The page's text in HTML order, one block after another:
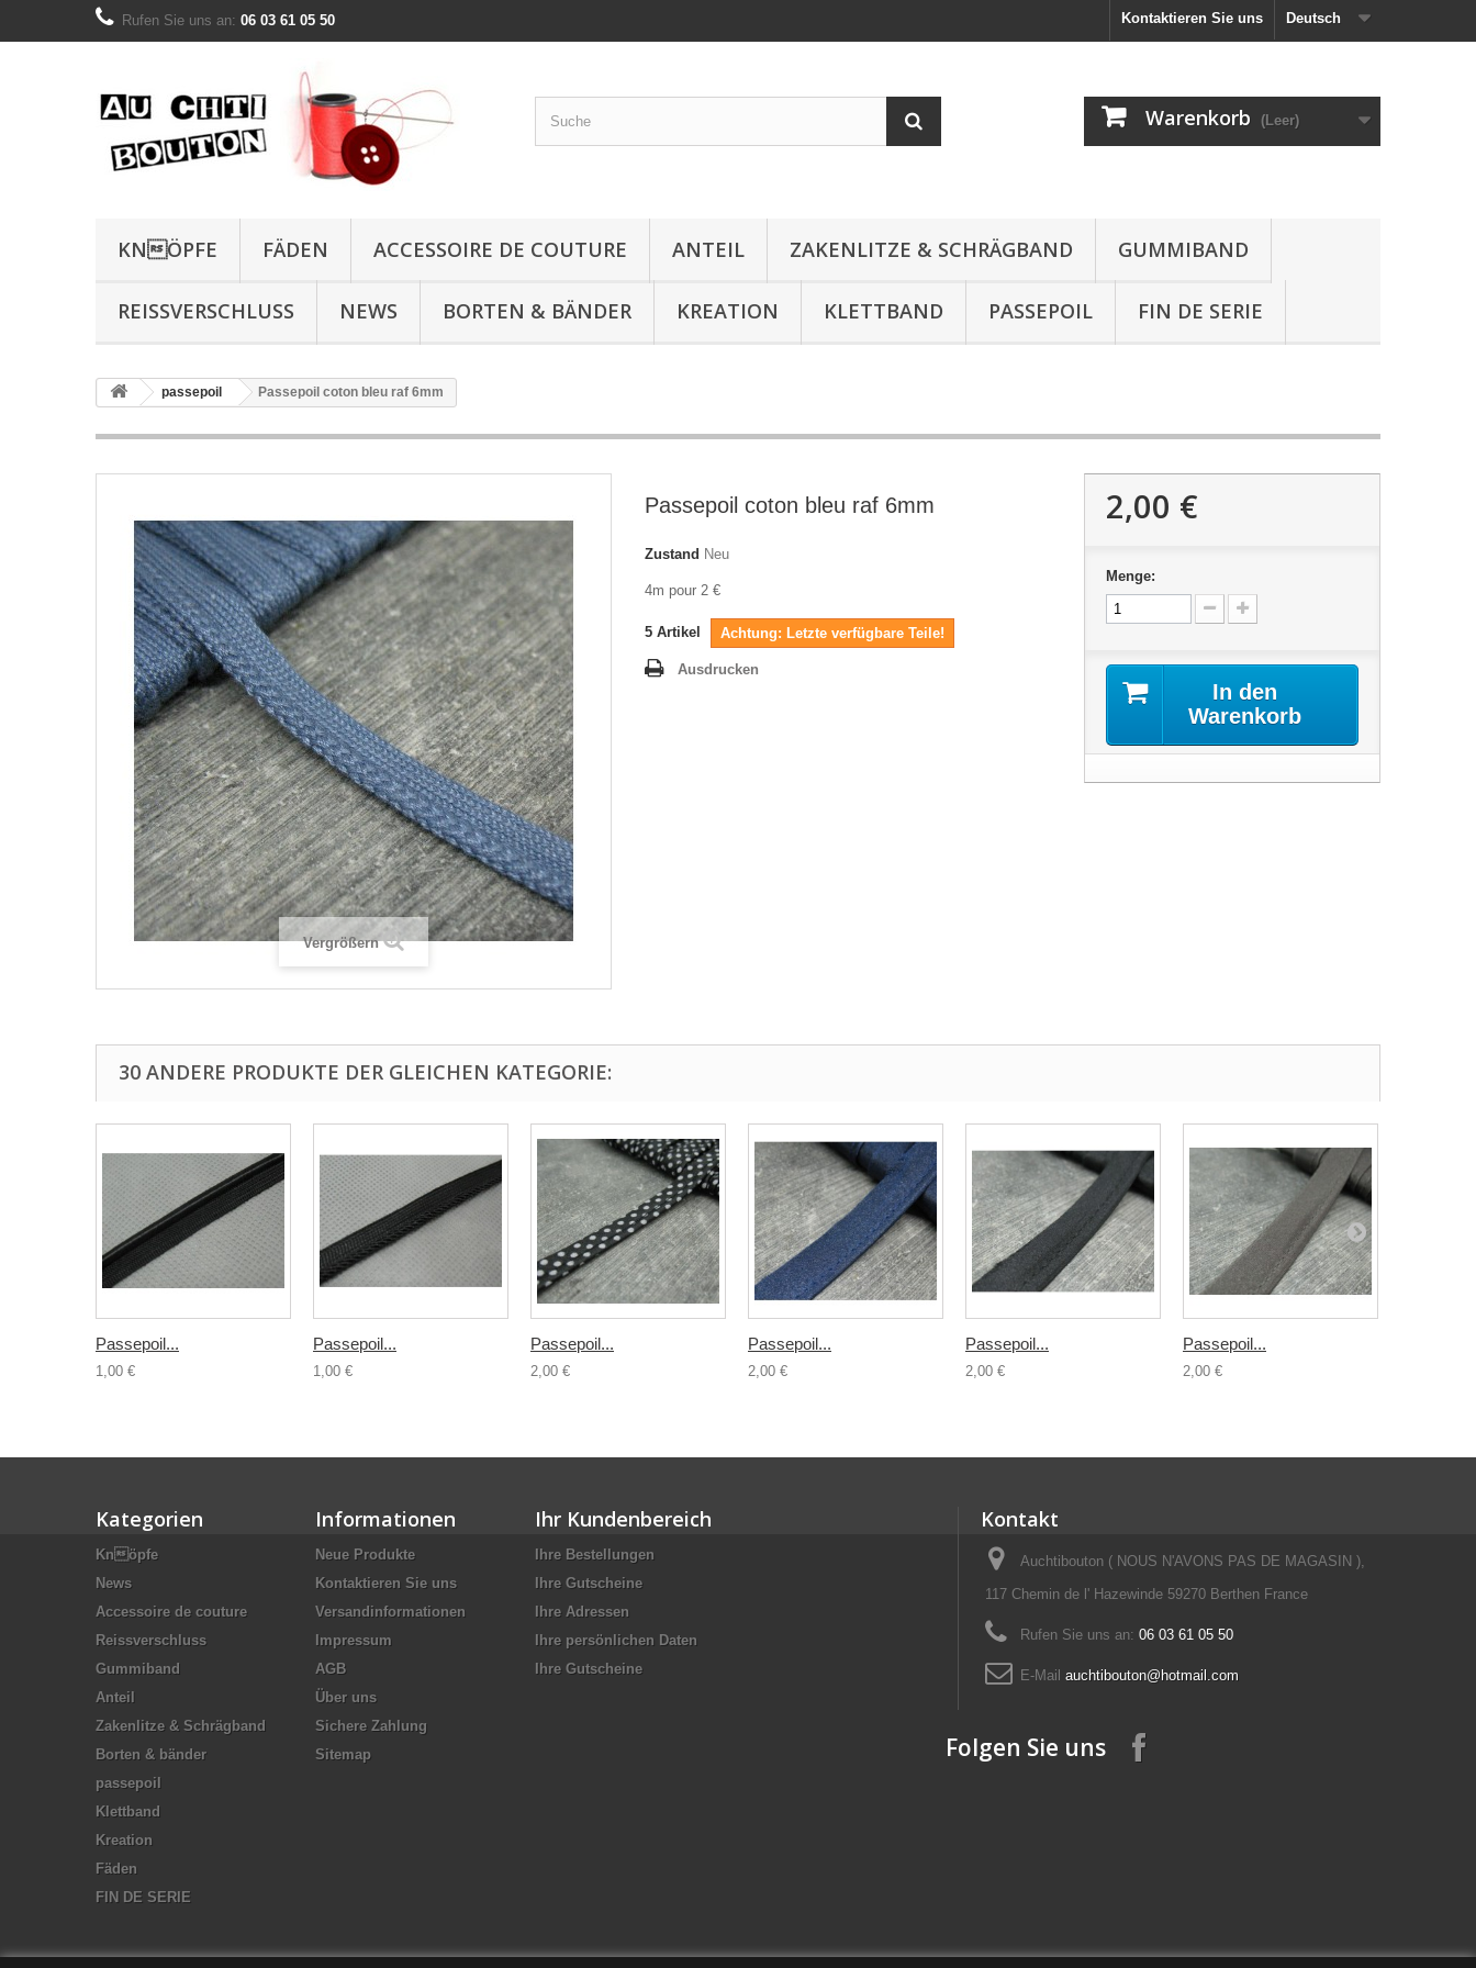
Deutsch
Kontaktieren Sie uns
Rufen Sie uns an: 06 03 61 05 50
Warenkorb (Leer)
KNÖPFE FÄDEN ACCESSOIRE DE COUTURE ANTEIL ZAKENLITZE & SCHRÄGBAND GUMMIBAND
REISSVERSCHLUSS NEWS BORTEN & BÄNDER KREATION KLETTBAND PASSEPOIL FIN DE SERIE
passepoil Passepoil coton bleu raf 6mm
Vergrößern
Passepoil coton bleu raf 6mm
Zustand Neu
4m pour 2 €
5 Artikel Achtung: Letzte verfügbare Teile!
Ausdrucken
2,00 €
Menge:
In den
Warenkorb
30 ANDERE PRODUKTE DER GLEICHEN KATEGORIE:
Passepoil...
1,00 €
Passepoil...
1,00 €
Passepoil...
2,00 €
Passepoil...
2,00 €
Passepoil...
2,00 €
Passepoil...
2,00 €
Kategorien
Knöpfe
News
Accessoire de couture
Reissverschluss
Gummiband
Anteil
Zakenlitze & Schrägband
Borten & bänder
passepoil
Klettband
Kreation
Fäden
FIN DE SERIE
Informationen
Neue Produkte
Kontaktieren Sie uns
Versandinformationen
Impressum
AGB
Über uns
Sichere Zahlung
Sitemap
Ihr Kundenbereich
Ihre Bestellungen
Ihre Gutscheine
Ihre Adressen
Ihre persönlichen Daten
Ihre Gutscheine
Kontakt
Auchtibouton ( NOUS N'AVONS PAS DE MAGASIN ),
117 Chemin de l' Hazewinde 59270 Berthen France
Rufen Sie uns an: 06 03 61 05 50
E-Mail auchtibouton@hotmail.com
Folgen Sie uns